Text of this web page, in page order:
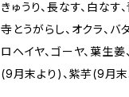
きゅうり、長なす、白なす
寺とうがらし、オクラ、バ
ロヘイヤ、ゴーヤ、葉生
(9月末より)、紫芋(9月